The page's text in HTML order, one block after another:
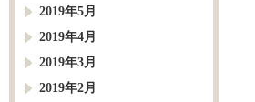
2019年5月
2019年4月
2019年3月
2019年2月